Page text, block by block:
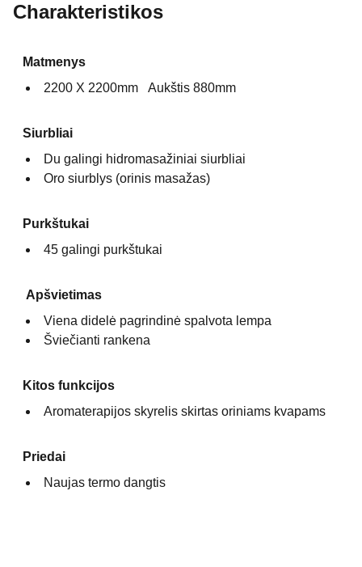
Charakteristikos
Matmenys
2200 X 2200mm Aukštis 880mm
Siurbliai
Du galingi hidromasažiniai siurbliai
Oro siurblys (orinis masažas)
Purkštukai
45 galingi purkštukai
Apšvietimas
Viena didelė pagrindinė spalvota lempa
Šviečianti rankena
Kitos funkcijos
Aromaterapijos skyrelis skirtas oriniams kvapams
Priedai
Naujas termo dangtis